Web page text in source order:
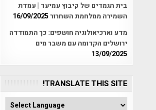
בית הגמדים של קיבוץ עמיעד | עמדת
השמירה ממלחמת השחרור16/09/2025
מדע וארכיאולוגיה חושפים: כך התמודדה
ירושלים הקדומה עם משבר מים
13/09/2025
TRANSLATE THIS SITE!